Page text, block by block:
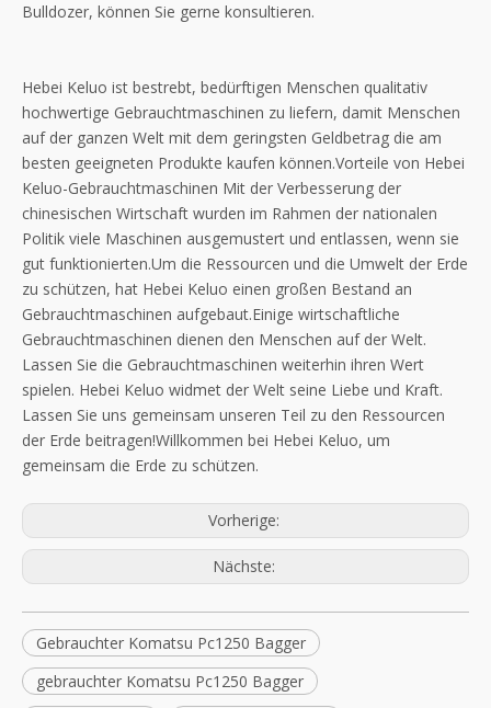
Bulldozer, können Sie gerne konsultieren.
Hebei Keluo ist bestrebt, bedürftigen Menschen qualitativ
hochwertige Gebrauchtmaschinen zu liefern, damit Menschen
auf der ganzen Welt mit dem geringsten Geldbetrag die am
besten geeigneten Produkte kaufen können.Vorteile von Hebei
Keluo-Gebrauchtmaschinen Mit der Verbesserung der
chinesischen Wirtschaft wurden im Rahmen der nationalen
Politik viele Maschinen ausgemustert und entlassen, wenn sie
gut funktionierten.Um die Ressourcen und die Umwelt der Erde
zu schützen, hat Hebei Keluo einen großen Bestand an
Gebrauchtmaschinen aufgebaut.Einige wirtschaftliche
Gebrauchtmaschinen dienen den Menschen auf der Welt.
Lassen Sie die Gebrauchtmaschinen weiterhin ihren Wert
spielen. Hebei Keluo widmet der Welt seine Liebe und Kraft.
Lassen Sie uns gemeinsam unseren Teil zu den Ressourcen
der Erde beitragen!Willkommen bei Hebei Keluo, um
gemeinsam die Erde zu schützen.
Vorherige:
Nächste:
Gebrauchter Komatsu Pc1250 Bagger
gebrauchter Komatsu Pc1250 Bagger